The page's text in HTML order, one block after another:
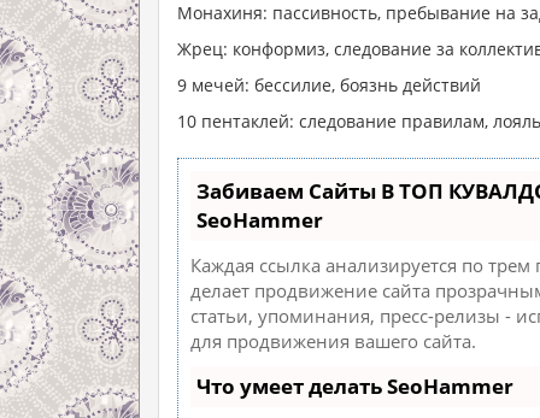
Монахиня: пассивность, пребывание на
Жрец: конформиз, следование за
9 мечей: бессилие, боязнь действий
10 пентаклей: следование правилам,
Забиваем Сайты В ТОП
SeoHammer
Каждая ссылка анализируется по
делает продвижение сайта
статьи, упоминания, пресс-релизы -
для продвижения вашего сайта.
Что умеет делать SeoHammer